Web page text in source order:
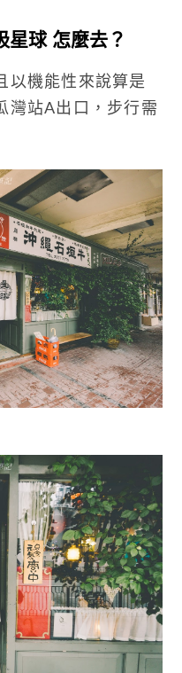
星球 怎麼去？
以機能性來說算是
灣站A出口，步行需